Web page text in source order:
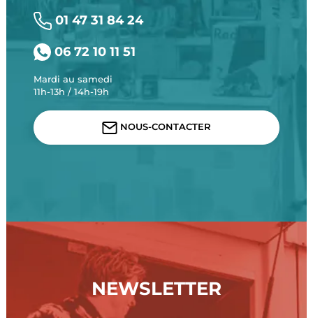
01 47 31 84 24
06 72 10 11 51
Mardi au samedi
11h-13h / 14h-19h
NOUS-CONTACTER
NEWSLETTER